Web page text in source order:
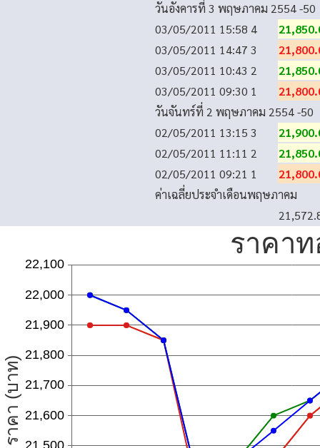
วันอังคารที่ 3 พฤษภาคม 2554-50
03/05/2011 15:58 4
03/05/2011 14:47 3
03/05/2011 10:43 2
03/05/2011 09:30 1
วันจันทร์ที่ 2 พฤษภาคม 2554-50
02/05/2011 13:15 3
02/05/2011 11:11 2
02/05/2011 09:21 1
ค่าเฉลี่ยประจำเดือนพฤษภาคม